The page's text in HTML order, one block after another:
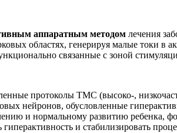
аппаратным методом лечения
областях, генерируя малые токи в
связанные с зоной
протоколы ТМС (высоко-,
нейронов, обусловленные
и нормальному развитию ребенка,
гиперактивность и стабилизировать